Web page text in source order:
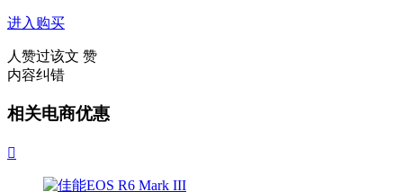
进入购买
人赞过该文 赞
内容纠错
相关电商优惠
